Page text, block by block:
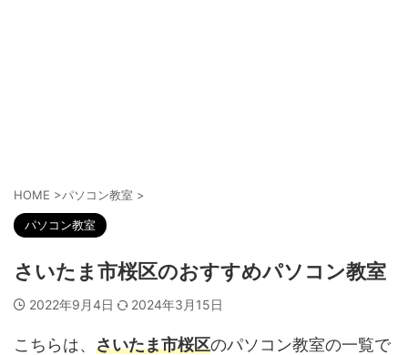
HOME >パソコン教室 >
パソコン教室
さいたま市桜区のおすすめパソコン教室
2022年9月4日 2024年3月15日
こちらは、 さいたま市桜区のパソコン教室の一覧で